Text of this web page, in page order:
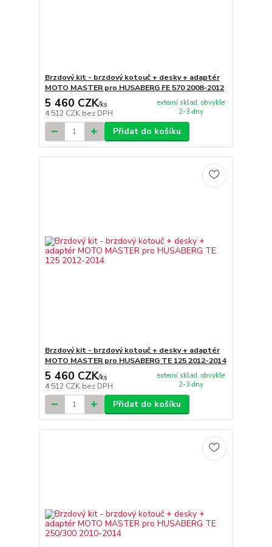
Brzdový kit - brzdový kotouč + desky + adaptér
MOTO MASTER pro HUSABERG FE 570 2008-2012
5 460 CZK/ks
4 512 CZK bez DPH
externí sklad, obvykle
2-3 dny
Přidat do košíku
Brzdový kit - brzdový kotouč + desky + adaptér
MOTO MASTER pro HUSABERG TE 125 2012-2014
5 460 CZK/ks
4 512 CZK bez DPH
externí sklad, obvykle
2-3 dny
Přidat do košíku